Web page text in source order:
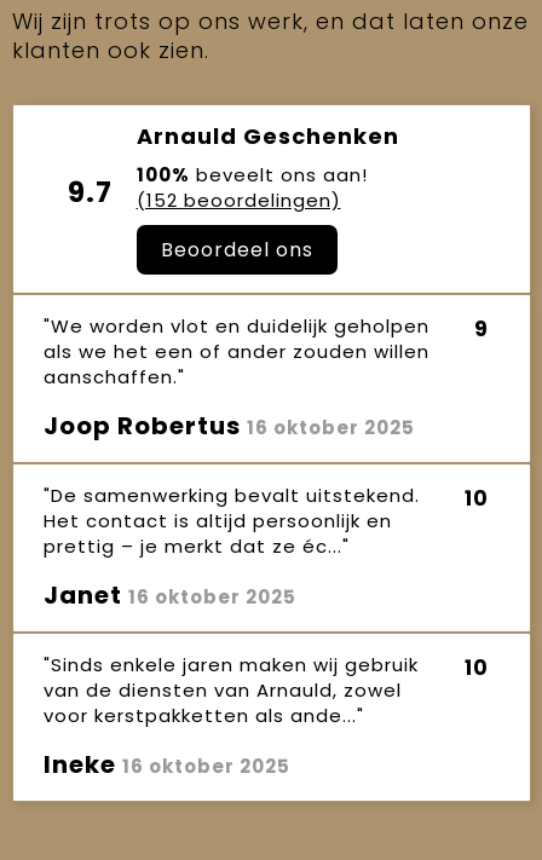
Wij zijn trots op ons werk, en dat laten onze
klanten ook zien.
9.7
Arnauld Geschenken
100% beveelt ons aan!
(152 beoordelingen)
Beoordeel ons
"We worden vlot en duidelijk geholpen
als we het een of ander zouden willen
aanschaffen."
9
Joop Robertus 16 oktober 2025
"De samenwerking bevalt uitstekend.
Het contact is altijd persoonlijk en
prettig – je merkt dat ze éc..."
10
Janet 16 oktober 2025
"Sinds enkele jaren maken wij gebruik
van de diensten van Arnauld, zowel
voor kerstpakketten als ande..."
10
Ineke 16 oktober 2025